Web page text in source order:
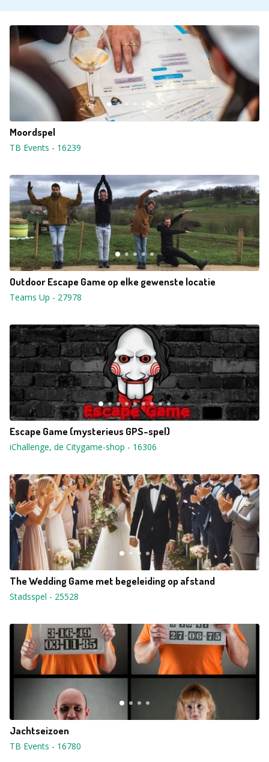
Moordspel
TB Events - 16239
Outdoor Escape Game op elke gewenste locatie
Teams Up - 27978
Escape Game (mysterieus GPS-spel)
iChallenge, de Citygame-shop - 16306
The Wedding Game met begeleiding op afstand
Stadsspel - 25528
Jachtseizoen
TB Events - 16780